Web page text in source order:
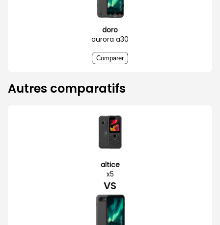
doro
aurora a30
Comparer
Autres comparatifs
altice
x5
VS